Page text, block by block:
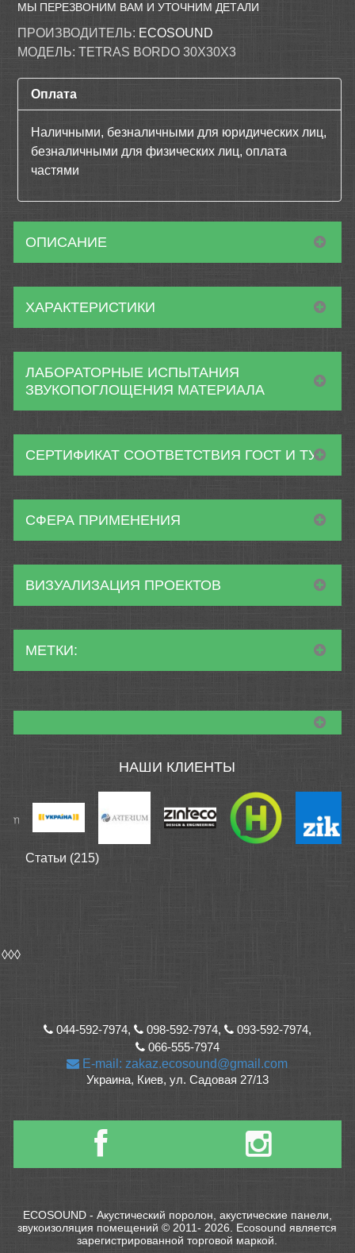
МЫ ПЕРЕЗВОНИМ ВАМ И УТОЧНИМ ДЕТАЛИ
ПРОИЗВОДИТЕЛЬ: ECOSOUND
МОДЕЛЬ: TETRAS BORDO 30X30X3
Оплата
Наличными, безналичными для юридических лиц,
безналичными для физических лиц, оплата
частями
ОПИСАНИЕ
ХАРАКТЕРИСТИКИ
ЛАБОРАТОРНЫЕ ИСПЫТАНИЯ
ЗВУКОПОГЛОЩЕНИЯ МАТЕРИАЛА
СЕРТИФИКАТ СООТВЕТСТВИЯ ГОСТ И ТУ
СФЕРА ПРИМЕНЕНИЯ
ВИЗУАЛИЗАЦИЯ ПРОЕКТОВ
МЕТКИ:
НАШИ КЛИЕНТЫ
Статьи (215)
◊◊◊
044-592-7974, 098-592-7974,
093-592-7974,
066-555-7974
E-mail: zakaz.ecosound@gmail.com
Украина, Киев, ул. Садовая 27/13
ECOSOUND - Акустический поролон, акустические панели,
звукоизоляция помещений © 2011- 2026. Ecosound является
зарегистрированной торговой маркой.